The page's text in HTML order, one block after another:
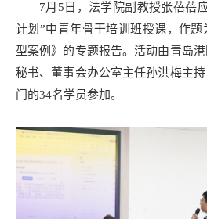
7月5日，法学院副教授张蓓蓓
计划”中青年骨干培训班授课，作
型案例》的专题报告。活动由青岛
秘书、董事会办公室主任孙洪梅主
门的34名学员参加。